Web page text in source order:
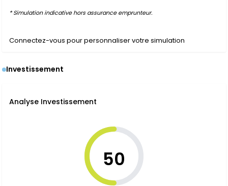
* Simulation indicative hors assurance emprunteur.
Connectez-vous pour personnaliser votre simulation
Investissement
Analyse Investissement
50